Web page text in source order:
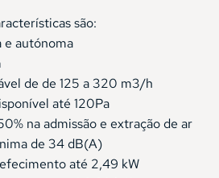
são:
e autónoma
de de 125 a 320 m3/h
até 120Pa
na admissão e extração de ar
de 34 dB(A)
até 2,49 kW